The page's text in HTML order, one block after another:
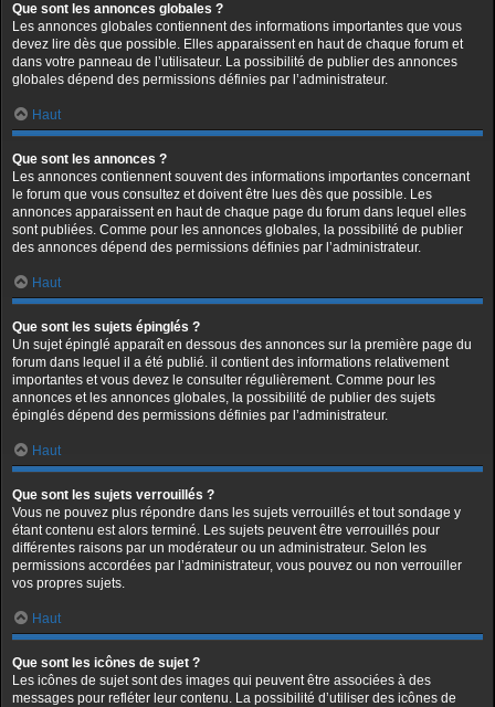
Que sont les annonces globales ?
Les annonces globales contiennent des informations importantes que vous
devez lire dès que possible. Elles apparaissent en haut de chaque forum et
dans votre panneau de l’utilisateur. La possibilité de publier des annonces
globales dépend des permissions définies par l’administrateur.
Haut
Que sont les annonces ?
Les annonces contiennent souvent des informations importantes concernant
le forum que vous consultez et doivent être lues dès que possible. Les
annonces apparaissent en haut de chaque page du forum dans lequel elles
sont publiées. Comme pour les annonces globales, la possibilité de publier
des annonces dépend des permissions définies par l’administrateur.
Haut
Que sont les sujets épinglés ?
Un sujet épinglé apparaît en dessous des annonces sur la première page du
forum dans lequel il a été publié. il contient des informations relativement
importantes et vous devez le consulter régulièrement. Comme pour les
annonces et les annonces globales, la possibilité de publier des sujets
épinglés dépend des permissions définies par l’administrateur.
Haut
Que sont les sujets verrouillés ?
Vous ne pouvez plus répondre dans les sujets verrouillés et tout sondage y
étant contenu est alors terminé. Les sujets peuvent être verrouillés pour
différentes raisons par un modérateur ou un administrateur. Selon les
permissions accordées par l’administrateur, vous pouvez ou non verrouiller
vos propres sujets.
Haut
Que sont les icônes de sujet ?
Les icônes de sujet sont des images qui peuvent être associées à des
messages pour refléter leur contenu. La possibilité d’utiliser des icônes de